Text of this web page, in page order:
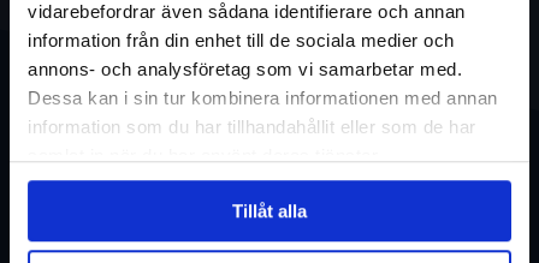
vidarebefordrar även sådana identifierare och annan
information från din enhet till de sociala medier och
annons- och analysföretag som vi samarbetar med.
Dessa kan i sin tur kombinera informationen med annan
information som du har tillhandahållit eller som de har
Tillåt alla
Restyper
Boka och res tryggt med